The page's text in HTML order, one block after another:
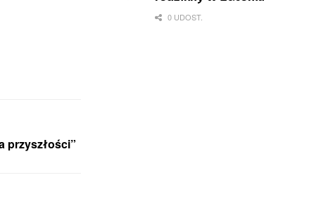
przyszłości”
0 UDOST.